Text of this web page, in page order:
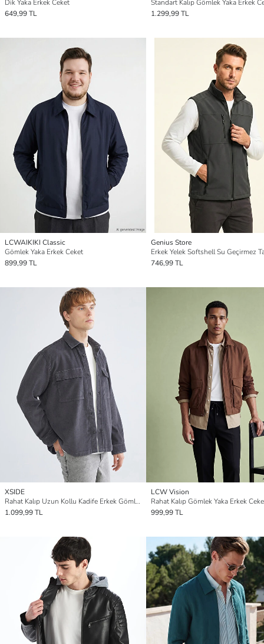
Dik Yaka Erkek Ceket
649,99 TL
Standart Kalıp Gömlek Yaka Erkek
1.299,99 TL
LCWAIKIKI Classic
Gömlek Yaka Erkek Ceket
899,99 TL
Genius Store
746,99 TL
XSIDE
Rahat Kalıp Uzun Kollu Kadife Erkek Gömlek Ceket
1.099,99 TL
LCW Vision
Rahat Kalıp Gömlek Yaka Erkek
999,99 TL